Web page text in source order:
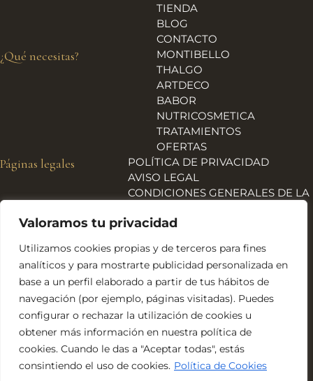
Valoramos tu privacidad
Utilizamos cookies propias y de terceros para fines
analíticos y para mostrarte publicidad personalizada en
base a un perfil elaborado a partir de tus hábitos de
navegación (por ejemplo, páginas visitadas). Puedes
configurar o rechazar la utilización de cookies u
obtener más información en nuestra política de
cookies. Cuando le das a "Aceptar todas", estás
consintiendo el uso de cookies. Política de Cookies
TIENDA
BLOG
CONTACTO
¿Qué necesitas?
MONTIBELLO
THALGO
ARTDECO
BABOR
NUTRICOSMETICA
TRATAMIENTOS
OFERTAS
Páginas legales
POLÍTICA DE PRIVACIDAD
AVISO LEGAL
CONDICIONES GENERALES DE LA
ENVÍOS, DEVOLUCIONES Y
POLÍTICA DE COOKIES
DECLARACIÓN DE
ACCESIBILIDAD
Financiado por la Unión Europea – NextGeneration EU